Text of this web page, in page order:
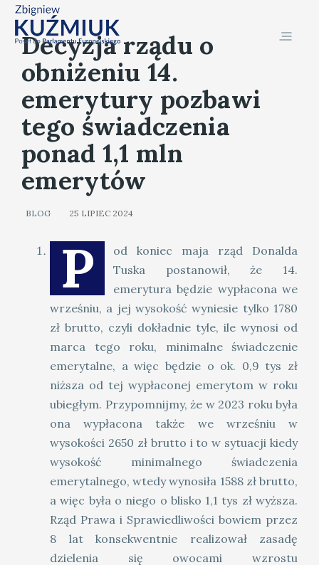
Decyzja rządu o
obniżeniu 14.
emerytury pozbawi
tego świadczenia
ponad 1,1 mln
emerytów
BLOG 25 LIPIEC 2024
P
od koniec maja rząd Donalda
Tuska postanowił, że 14.
emerytura będzie wypłacona we
wrześniu, a jej wysokość wyniesie tylko 1780
zł brutto, czyli dokładnie tyle, ile wynosi od
marca tego roku, minimalne świadczenie
emerytalne, a więc będzie o ok. 0,9 tys zł
niższa od tej wypłaconej emerytom w roku
ubiegłym. Przypomnijmy, że w 2023 roku była
ona wypłacona także we wrześniu w
wysokości 2650 zł brutto i to w sytuacji kiedy
wysokość minimalnego świadczenia
emerytalnego, wtedy wynosiła 1588 zł brutto,
a więc była o niego o blisko 1,1 tys zł wyższa.
Rząd Prawa i Sprawiedliwości bowiem przez
8 lat konsekwentnie realizował zasadę
dzielenia się owocami wzrostu